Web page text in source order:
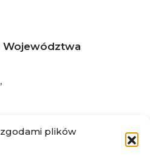
plików
Województwa